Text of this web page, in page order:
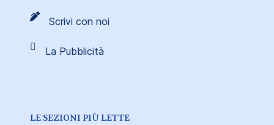
Scrivi con noi
La Pubblicità
LE SEZIONI PIÙ LETTE